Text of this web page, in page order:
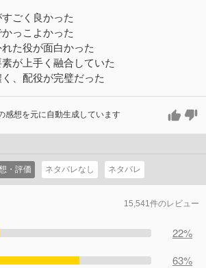
ごく良かった
っこよかった
た役が面白かった
が上手く融合していた
、配役が完璧だった
感想を元に自動生成しています
・評価 ネタバレなし ネタバレ
15,541件のレビュー
22%
63%